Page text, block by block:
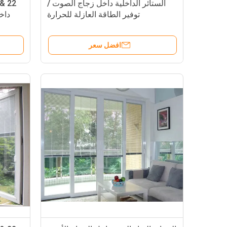
الستائر الداخلية داخل زجاج الصوت /
توفير الطاقة العازلة للحرارة
افضل سعر